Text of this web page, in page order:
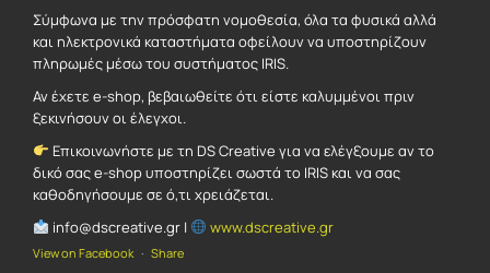
Σύμφωνα με την πρόσφατη νομοθεσία, όλα τα φυσικά αλλά
και ηλεκτρονικά καταστήματα οφείλουν να υποστηρίζουν
πληρωμές μέσω του συστήματος IRIS.
Αν έχετε e-shop, βεβαιωθείτε ότι είστε καλυμμένοι πριν
ξεκινήσουν οι έλεγχοι.
Επικοινωνήστε με τη DS Creative για να ελέγξουμε αν το
δικό σας e-shop υποστηρίζει σωστά το IRIS και να σας
καθοδηγήσουμε σε ό,τι χρειάζεται.
info@dscreative.gr |
www.dscreative.gr
View on Facebook · Share